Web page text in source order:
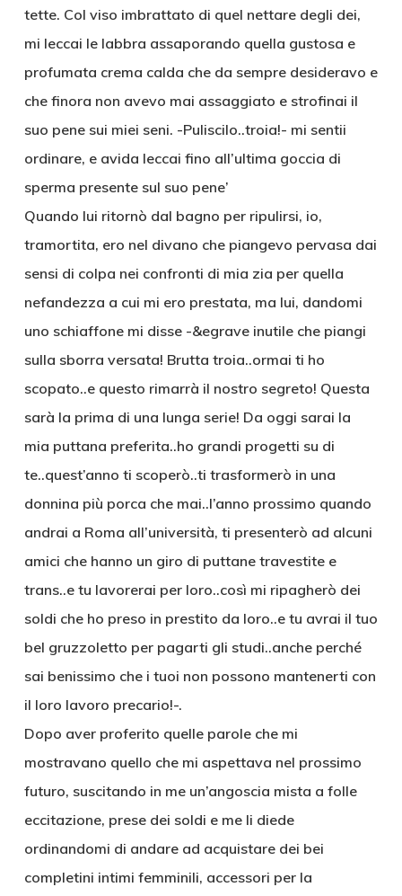
tette. Col viso imbrattato di quel nettare degli dei,
mi leccai le labbra assaporando quella gustosa e
profumata crema calda che da sempre desideravo e
che finora non avevo mai assaggiato e strofinai il
suo pene sui miei seni. -Puliscilo..troia!- mi sentii
ordinare, e avida leccai fino all’ultima goccia di
sperma presente sul suo pene’
Quando lui ritornò dal bagno per ripulirsi, io,
tramortita, ero nel divano che piangevo pervasa dai
sensi di colpa nei confronti di mia zia per quella
nefandezza a cui mi ero prestata, ma lui, dandomi
uno schiaffone mi disse -&egrave inutile che piangi
sulla sborra versata! Brutta troia..ormai ti ho
scopato..e questo rimarrà il nostro segreto! Questa
sarà la prima di una lunga serie! Da oggi sarai la
mia puttana preferita..ho grandi progetti su di
te..quest’anno ti scoperò..ti trasformerò in una
donnina più porca che mai..l’anno prossimo quando
andrai a Roma all’università, ti presenterò ad alcuni
amici che hanno un giro di puttane travestite e
trans..e tu lavorerai per loro..così mi ripagherò dei
soldi che ho preso in prestito da loro..e tu avrai il tuo
bel gruzzoletto per pagarti gli studi..anche perché
sai benissimo che i tuoi non possono mantenerti con
il loro lavoro precario!-.
Dopo aver proferito quelle parole che mi
mostravano quello che mi aspettava nel prossimo
futuro, suscitando in me un’angoscia mista a folle
eccitazione, prese dei soldi e me li diede
ordinandomi di andare ad acquistare dei bei
completini intimi femminili, accessori per la